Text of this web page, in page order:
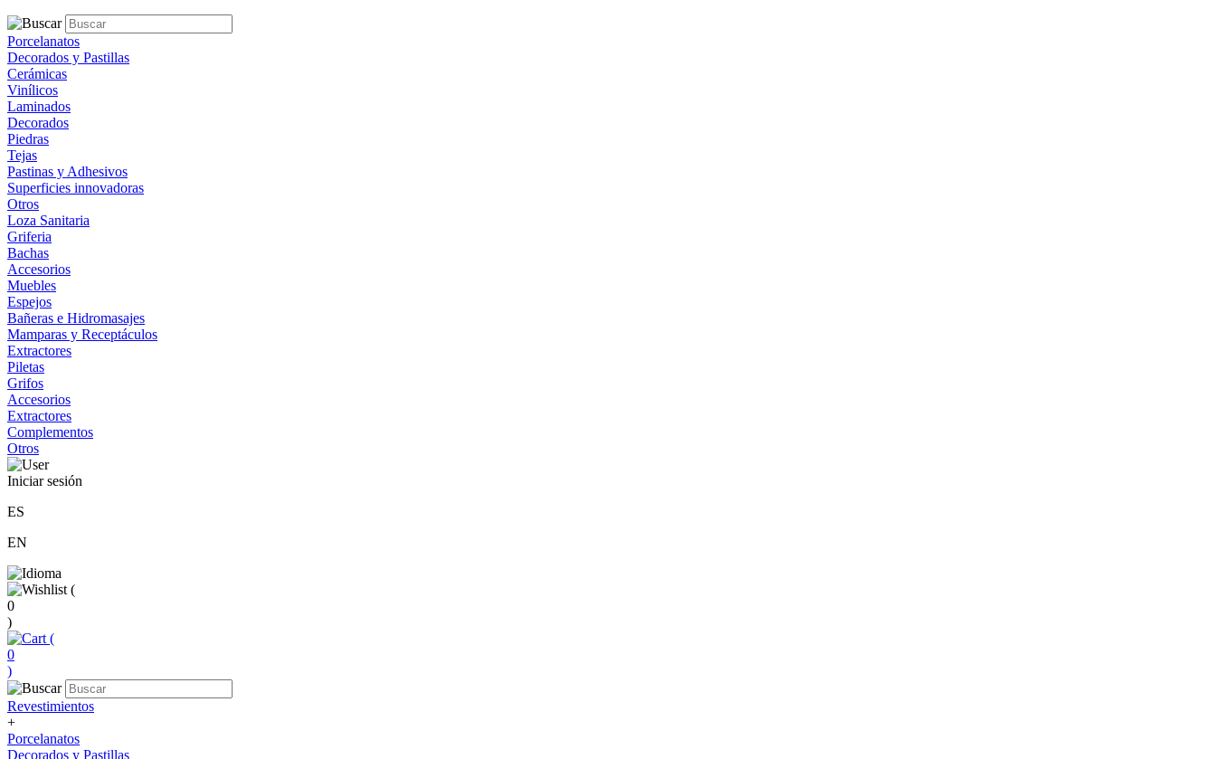
Porcelanatos
Decorados y Pastillas
Cerámicas
Vinílicos
Laminados
Decorados
Piedras
Tejas
Pastinas y Adhesivos
Superficies innovadoras
Otros
Loza Sanitaria
Griferia
Bachas
Accesorios
Muebles
Espejos
Bañeras e Hidromasajes
Mamparas y Receptáculos
Extractores
Piletas
Grifos
Accesorios
Extractores
Complementos
Otros
Iniciar sesión
ES
EN
(
0
)
(
0
)
Revestimientos
+
Porcelanatos
Decorados y Pastillas